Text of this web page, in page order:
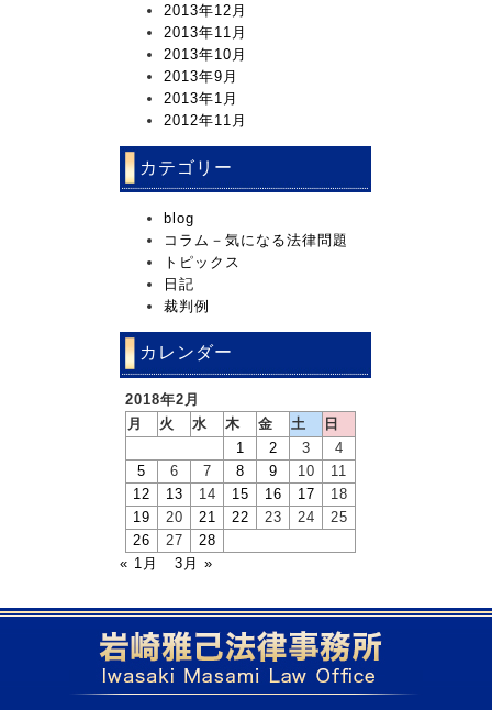
2013年12月
2013年11月
2013年10月
2013年9月
2013年1月
2012年11月
カテゴリー
blog
コラム－気になる法律問題
トピックス
日記
裁判例
カレンダー
2018年2月
月
火 水 木 金 土
日
1
2 3
4
5
6 7 8 9 10
11
12
13 14 15 16 17
18
19
20 21 22 23 24
25
26
27
28
« 1月
3月 »